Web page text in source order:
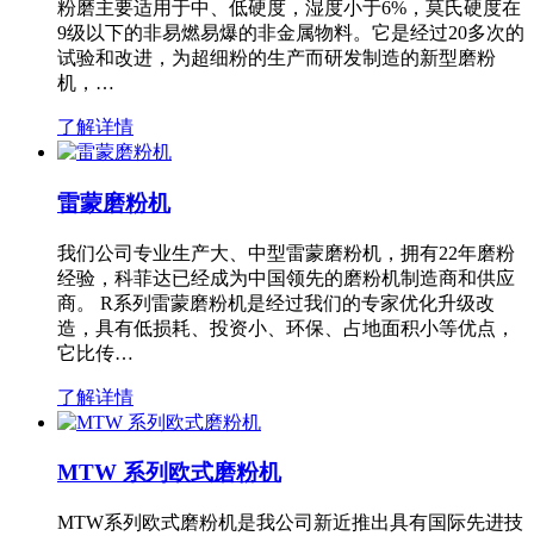
粉磨主要适用于中、低硬度，湿度小于6%，莫氏硬度在
9级以下的非易燃易爆的非金属物料。它是经过20多次的
试验和改进，为超细粉的生产而研发制造的新型磨粉
机，…
了解详情
雷蒙磨粉机
我们公司专业生产大、中型雷蒙磨粉机，拥有22年磨粉
经验，科菲达已经成为中国领先的磨粉机制造商和供应
商。 R系列雷蒙磨粉机是经过我们的专家优化升级改
造，具有低损耗、投资小、环保、占地面积小等优点，
它比传…
了解详情
MTW 系列欧式磨粉机
MTW系列欧式磨粉机是我公司新近推出具有国际先进技